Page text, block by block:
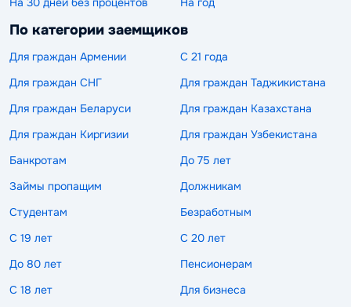
По категории заемщиков
Для граждан Армении
С 21 года
Для граждан СНГ
Для граждан Таджикистана
Для граждан Беларуси
Для граждан Казахстана
Для граждан Киргизии
Для граждан Узбекистана
Банкротам
До 75 лет
Займы пропащим
Должникам
Студентам
Безработным
С 19 лет
С 20 лет
До 80 лет
Пенсионерам
С 18 лет
Для бизнеса